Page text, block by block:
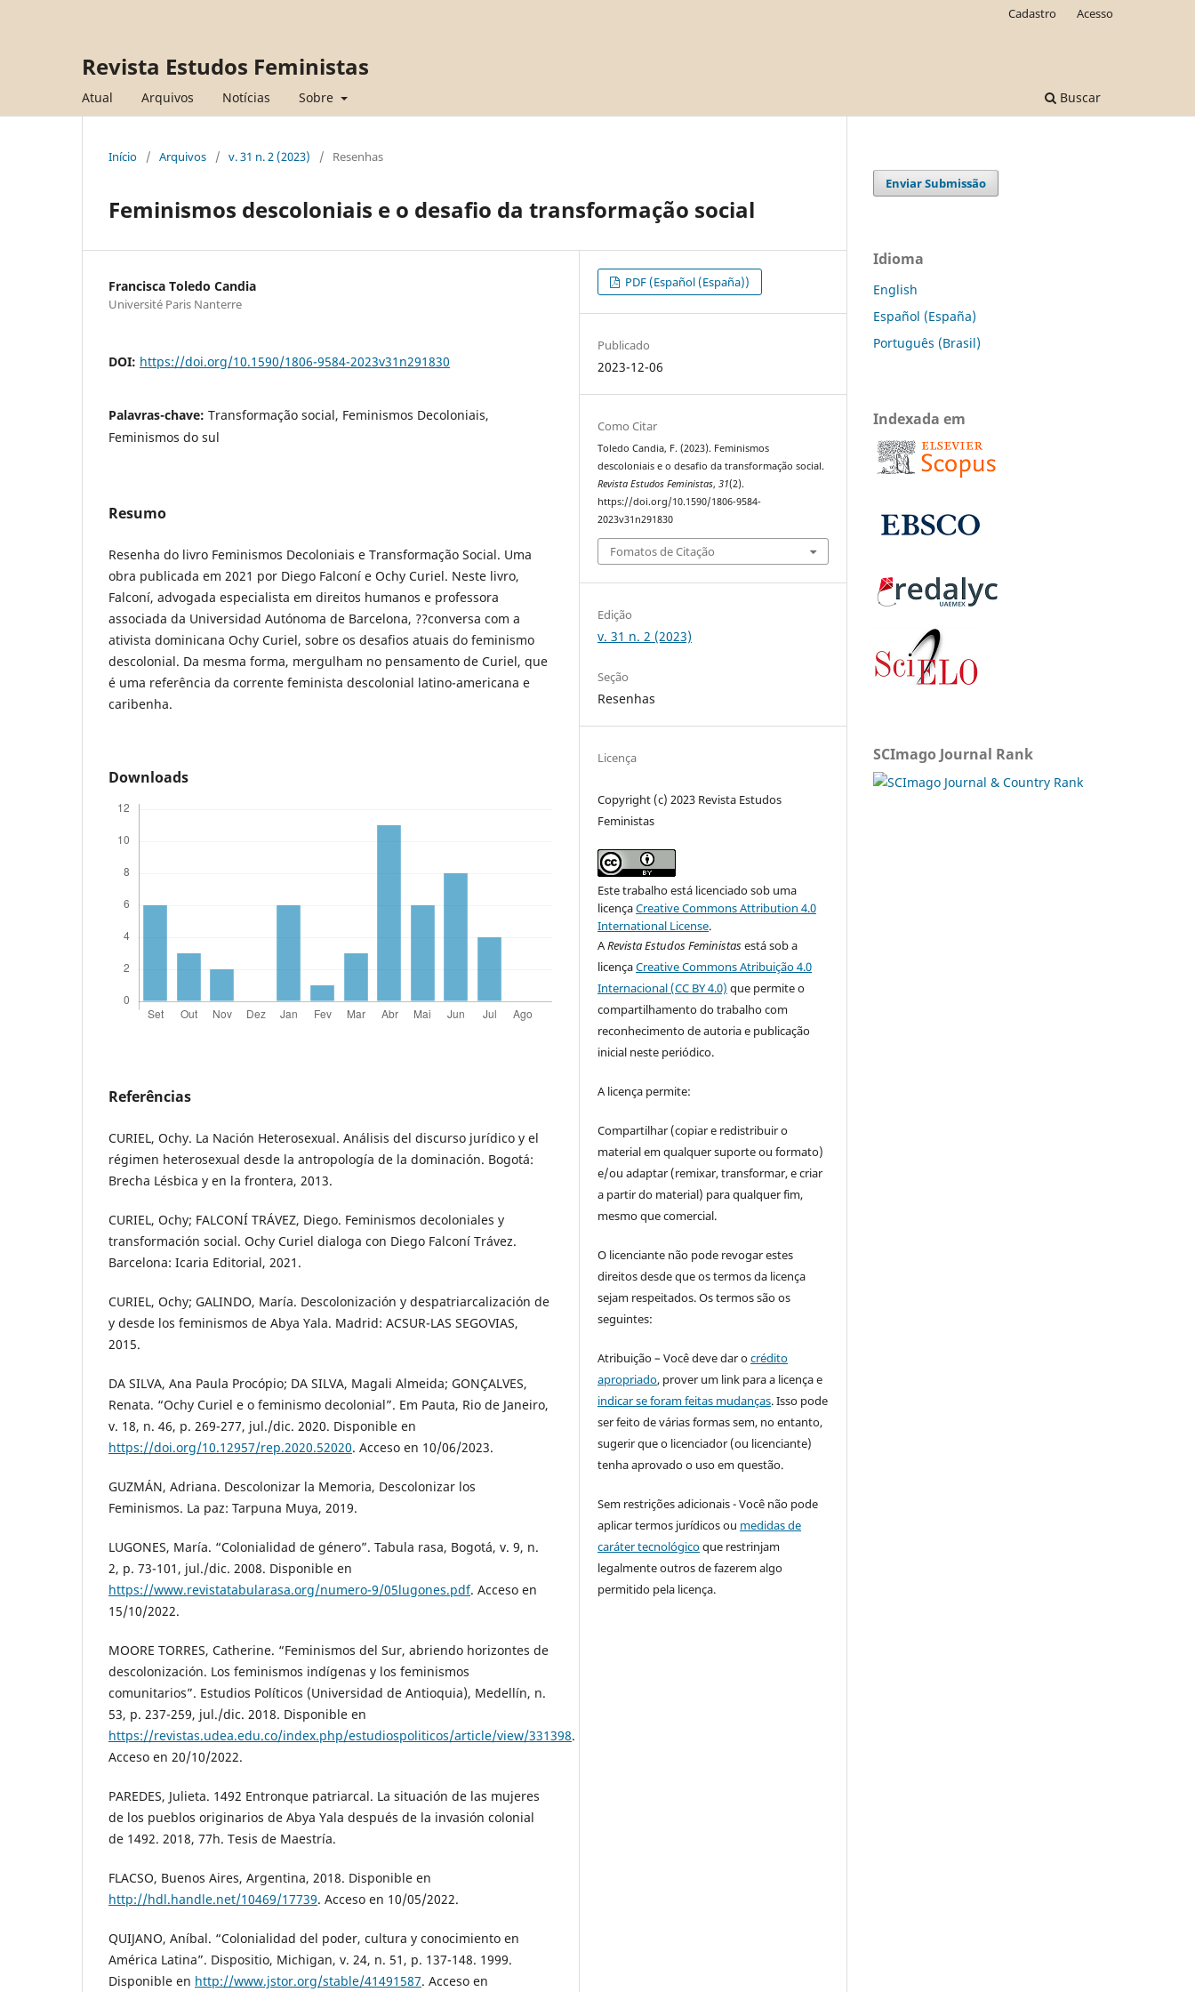
Revista Estudos Feministas
Atual Arquivos Notícias Sobre Buscar
Cadastro Acesso
Início / Arquivos / v. 31 n. 2 (2023) / Resenhas
Feminismos descoloniais e o desafio da transformação social
Francisca Toledo Candia
Université Paris Nanterre
DOI: https://doi.org/10.1590/1806-9584-2023v31n291830
Palavras-chave: Transformação social, Feminismos Decoloniais,
Feminismos do sul
Resumo
Resenha do livro Feminismos Decoloniais e Transformação Social. Uma
obra publicada em 2021 por Diego Falconí e Ochy Curiel. Neste livro,
Falconí, advogada especialista em direitos humanos e professora
associada da Universidad Autónoma de Barcelona, ??conversa com a
ativista dominicana Ochy Curiel, sobre os desafios atuais do feminismo
descolonial. Da mesma forma, mergulham no pensamento de Curiel, que
é uma referência da corrente feminista descolonial latino-americana e
caribenha.
Downloads
Referências
CURIEL, Ochy. La Nación Heterosexual. Análisis del discurso jurídico y el
régimen heterosexual desde la antropología de la dominación. Bogotá:
Brecha Lésbica y en la frontera, 2013.
CURIEL, Ochy; FALCONÍ TRÁVEZ, Diego. Feminismos decoloniales y
transformación social. Ochy Curiel dialoga con Diego Falconí Trávez.
Barcelona: Icaria Editorial, 2021.
CURIEL, Ochy; GALINDO, María. Descolonización y despatriarcalización de
y desde los feminismos de Abya Yala. Madrid: ACSUR-LAS SEGOVIAS,
2015.
DA SILVA, Ana Paula Procópio; DA SILVA, Magali Almeida; GONÇALVES,
Renata. “Ochy Curiel e o feminismo decolonial”. Em Pauta, Rio de Janeiro,
v. 18, n. 46, p. 269-277, jul./dic. 2020. Disponible en
https://doi.org/10.12957/rep.2020.52020. Acceso en 10/06/2023.
GUZMÁN, Adriana. Descolonizar la Memoria, Descolonizar los
Feminismos. La paz: Tarpuna Muya, 2019.
LUGONES, María. “Colonialidad de género”. Tabula rasa, Bogotá, v. 9, n.
2, p. 73-101, jul./dic. 2008. Disponible en
https://www.revistatabularasa.org/numero-9/05lugones.pdf. Acceso en
15/10/2022.
MOORE TORRES, Catherine. “Feminismos del Sur, abriendo horizontes de
descolonización. Los feminismos indígenas y los feminismos
comunitarios”. Estudios Políticos (Universidad de Antioquia), Medellín, n.
53, p. 237-259, jul./dic. 2018. Disponible en
https://revistas.udea.edu.co/index.php/estudiospoliticos/article/view/331398.
Acceso en 20/10/2022.
PAREDES, Julieta. 1492 Entronque patriarcal. La situación de las mujeres
de los pueblos originarios de Abya Yala después de la invasión colonial
de 1492. 2018, 77h. Tesis de Maestría.
FLACSO, Buenos Aires, Argentina, 2018. Disponible en
http://hdl.handle.net/10469/17739. Acceso en 10/05/2022.
QUIJANO, Aníbal. “Colonialidad del poder, cultura y conocimiento en
América Latina”. Dispositio, Michigan, v. 24, n. 51, p. 137-148. 1999.
Disponible en http://www.jstor.org/stable/41491587. Acceso en
PDF (Español (España))
Publicado
2023-12-06
Como Citar
Toledo Candia, F. (2023). Feminismos
descoloniais e o desafio da transformação social.
Revista Estudos Feministas,31(2).
https://doi.org/10.1590/1806-9584-
2023v31n291830
Fomatos de Citação
Edição
v. 31 n. 2 (2023)
Seção
Resenhas
Licença
Copyright (c) 2023 Revista Estudos
Feministas
Este trabalho está licenciado sob uma
licençaCreative Commons Attribution 4.0
International License.
ARevista Estudos Feministasestá sob a
licençaCreative Commons Atribuição 4.0
Internacional (CC BY 4.0) que permite o
compartilhamento do trabalho com
reconhecimento de autoria e publicação
inicial neste periódico.
A licença permite:
Compartilhar (copiar e redistribuir o
material em qualquer suporte ou formato)
e/ou adaptar (remixar, transformar, e criar
a partir do material) para qualquer fim,
mesmo que comercial.
O licenciante não pode revogar estes
direitos desde que os termos da licença
sejam respeitados. Os termos são os
seguintes:
Atribuição – Você deve dar ocrédito
apropriado, prover um link para a licença e
indicar se foram feitas mudanças. Isso pode
ser feito de várias formas sem, no entanto,
sugerir que o licenciador (ou licenciante)
tenha aprovado o uso em questão.
Sem restrições adicionais - Você não pode
aplicar termos jurídicos ou medidas de
caráter tecnológicoque restrinjam
legalmente outros de fazerem algo
permitido pela licença.
Enviar Submissão
Idioma
English
Español (España)
Português (Brasil)
Indexada em
SCImago Journal Rank